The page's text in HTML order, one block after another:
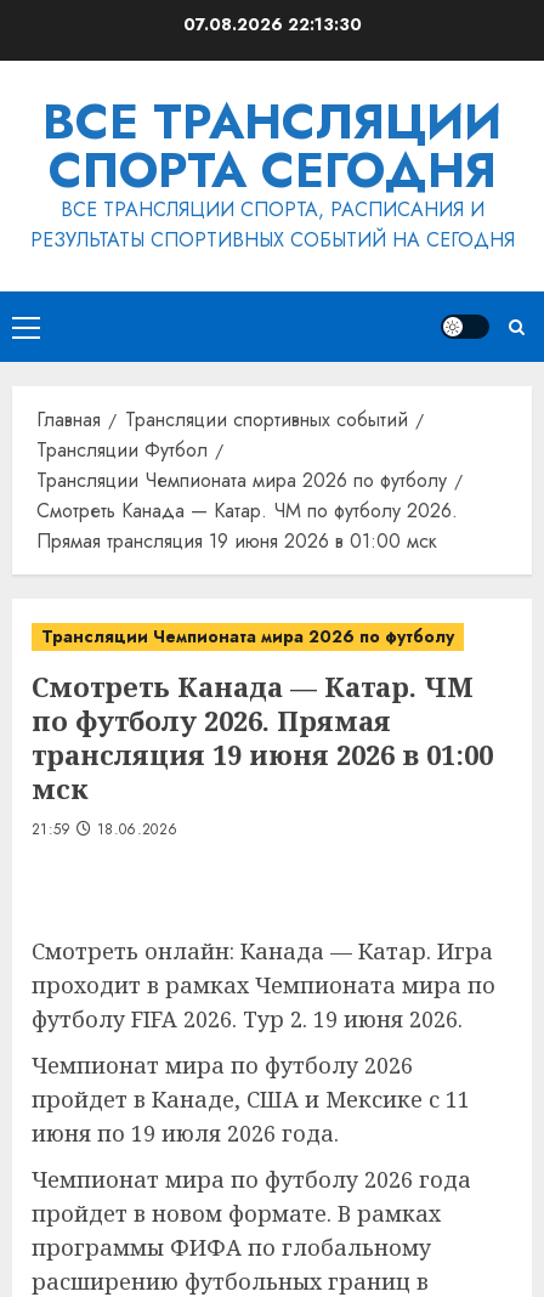
07.08.202622:13:31
ВСЕ ТРАНСЛЯЦИИ
СПОРТА СЕГОДНЯ
ВСЕ ТРАНСЛЯЦИИ СПОРТА, РАСПИСАНИЯ И
РЕЗУЛЬТАТЫ СПОРТИВНЫХ СОБЫТИЙ НА СЕГОДНЯ
Основное
меню
Главная
Трансляции спортивных событий
Трансляции Футбол
Трансляции Чемпионата мира 2026 по футболу
Смотреть Канада — Катар. ЧМ по футболу 2026.
Прямая трансляция 19 июня 2026 в 01:00 мск
Трансляции Чемпионата мира 2026 по футболу
Смотреть Канада — Катар. ЧМ
по футболу 2026. Прямая
трансляция 19 июня 2026 в 01:00
мск
21:59 18.06.2026
Смотреть онлайн: Канада — Катар. Игра
проходит в рамках Чемпионата мира по
футболу FIFA 2026. Тур 2. 19 июня 2026.
Чемпионат мира по футболу 2026
пройдет в Канаде, США и Мексике с 11
июня по 19 июля 2026 года.
Чемпионат мира по футболу 2026 года
пройдет в новом формате. В рамках
программы ФИФА по глобальному
расширению футбольных границ в